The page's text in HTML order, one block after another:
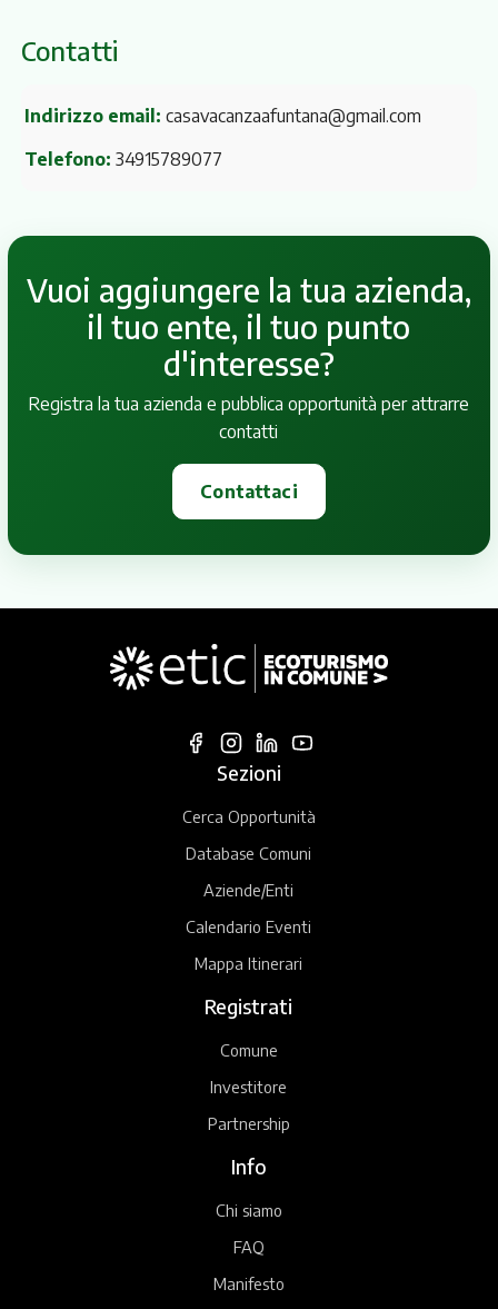
Contatti
Indirizzo email: casavacanzaafuntana@gmail.com
Telefono: 34915789077
Vuoi aggiungere la tua azienda,
il tuo ente, il tuo punto
d'interesse?
Registra la tua azienda e pubblica opportunità per attrarre
contatti
Contattaci
Sezioni
Cerca Opportunità
Database Comuni
Aziende/Enti
Calendario Eventi
Mappa Itinerari
Registrati
Comune
Investitore
Partnership
Info
Chi siamo
FAQ
Manifesto